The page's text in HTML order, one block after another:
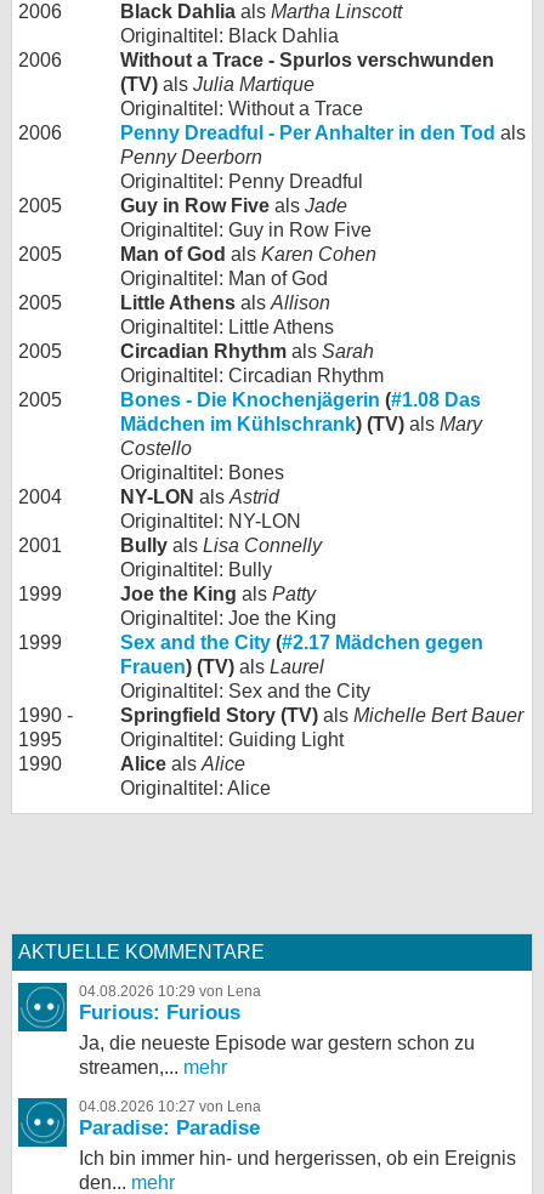
2006
Black Dahlia als Martha Linscott
Originaltitel: Black Dahlia
2006
Without a Trace - Spurlos verschwunden
(TV) als Julia Martique
Originaltitel: Without a Trace
2006
Penny Dreadful - Per Anhalter in den Tod als
Penny Deerborn
Originaltitel: Penny Dreadful
2005
Guy in Row Five als Jade
Originaltitel: Guy in Row Five
2005
Man of God als Karen Cohen
Originaltitel: Man of God
2005
Little Athens alsAllison
Originaltitel: Little Athens
2005
Circadian Rhythm als Sarah
Originaltitel: Circadian Rhythm
2005
Bones - Die Knochenjägerin (#1.08 Das
Mädchen im Kühlschrank) (TV) als Mary
Costello
Originaltitel: Bones
2004
NY-LON alsAstrid
Originaltitel: NY-LON
2001
Bully als Lisa Connelly
Originaltitel: Bully
1999
Joe the King als Patty
Originaltitel: Joe the King
1999
Sex and the City (#2.17 Mädchen gegen
Frauen) (TV) als Laurel
Originaltitel: Sex and the City
1990 -
1995
Springfield Story (TV) als Michelle Bert Bauer
Originaltitel: Guiding Light
1990
Alice alsAlice
Originaltitel: Alice
AKTUELLE KOMMENTARE
04.08.2026 10:29 von Lena
Furious: Furious
Ja, die neueste Episode war gestern schon zu
streamen,... mehr
04.08.2026 10:27 von Lena
Paradise: Paradise
Ich bin immer hin- und hergerissen, ob ein Ereignis
den... mehr